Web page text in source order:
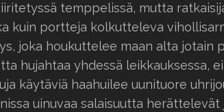
temppelissä, mutta
kuin portteja kolkutteleva
joka houkuttelee maan alta jotain
hujahtaa yhdessä leikkauksessa,
käytäviä haahuilee uunituore
uinuvaa salaisuutta